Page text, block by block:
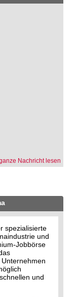
Nachricht lesen
spezialisierte
und
Jobbörse
und